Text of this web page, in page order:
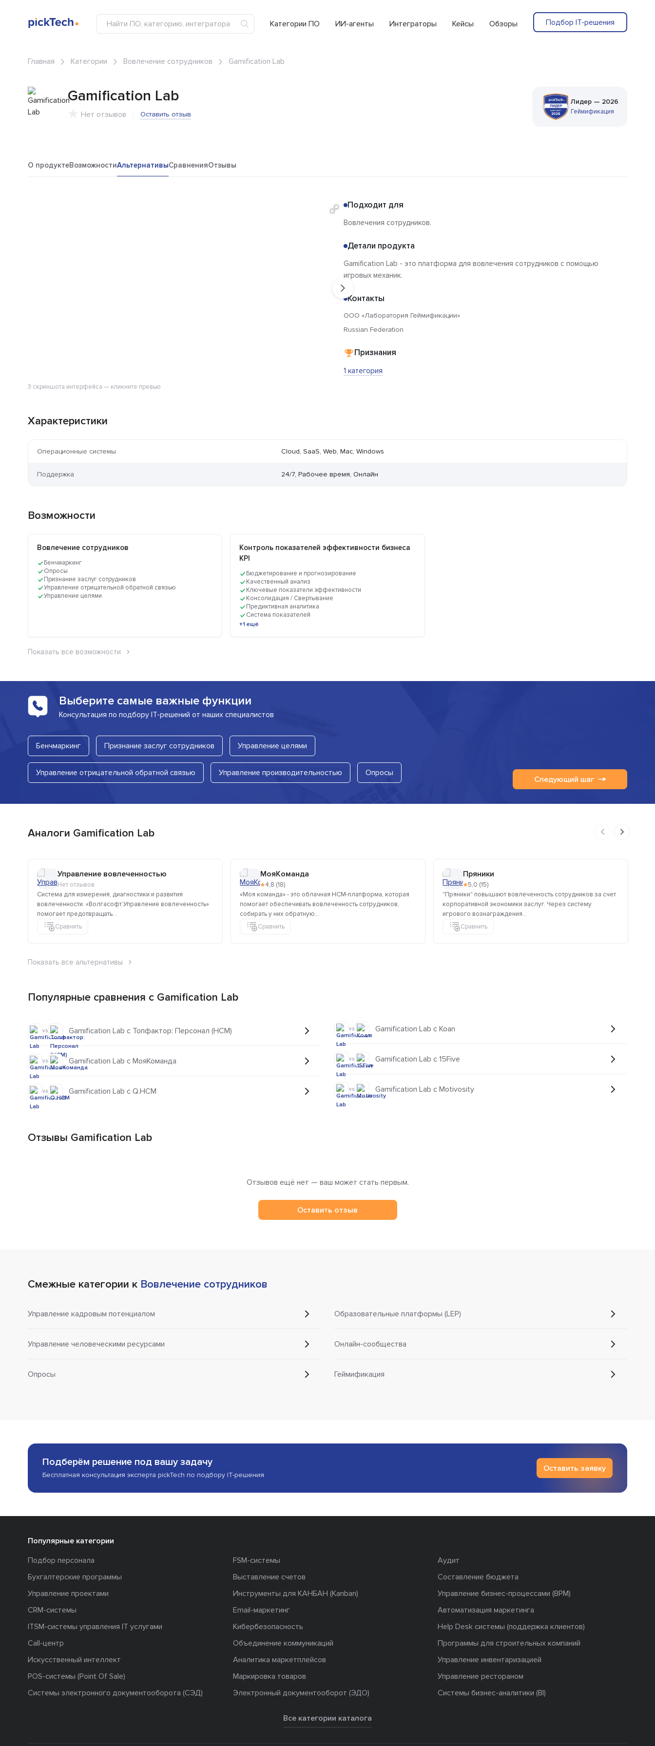
Категории ПО ИИ-агенты Интеграторы Кейсы Обзоры Подбор IT-решения
Главная Категории Вовлечение сотрудников Gamification Lab
Gamification Lab
Нет отзывов Оставить отзыв
Лидер — 2026
Геймификация
О продуктеВозможностиАльтернативыСравненияОтзывы
3 скриншота интерфейса — кликните превью
Подходит для
Вовлечения сотрудников.
Детали продукта
Gamification Lab - это платформа для вовлечения сотрудников с помощью
игровых механик.
Контакты
ООО «Лаборатория Геймификации»
Russian Federation
Признания
1 категория
Характеристики
Операционные системы Cloud, SaaS, Web, Mac, Windows
Поддержка 24/7, Рабочее время, Онлайн
Возможности
Вовлечение сотрудников
Бенчмаркинг
Опросы
Признание заслуг сотрудников
Управление отрицательной обратной связью
Управление целями
Контроль показателей эффективности бизнеса
KPI
Бюджетирование и прогнозирование
Качественный анализ
Ключевые показатели эффективности
Консолидация / Свертывание
Предиктивная аналитика
Система показателей
+1 ещё
Показать все возможности
Выберите самые важные функции
Консультация по подбору IT-решений от наших специалистов
Бенчмаркинг Признание заслуг сотрудников Управление целями
Управление отрицательной обратной связью Управление производительностью Опросы
Следующий шаг
Аналоги Gamification Lab
Управление вовлеченностью
Нет отзывов
Система для измерения, диагностики и развития
вовлеченности. «Волгасофт:Управление вовлеченность»
помогает предотвращать...
Сравнить
МояКоманда
★4,8 (18)
«Моя команда» - это облачная HCM-платформа, которая
помогает обеспечивать вовлеченность сотрудников,
собирать у них обратную...
Сравнить
Пряники
★5,0 (15)
"Пряники" повышают вовлеченность сотрудников за счет
корпоративной экономики заслуг. Через систему
игрового вознаграждения...
Сравнить
Показать все альтернативы
Популярные сравнения с Gamification Lab
vs Gamification Lab с Топфактор: Персонал (HCM)
vs Gamification Lab с МояКоманда
vs Gamification Lab с Q.HCM
vs Gamification Lab с Koan
vs Gamification Lab с 15Five
vs Gamification Lab с Motivosity
Отзывы Gamification Lab
Отзывов ещё нет — ваш может стать первым.
Оставить отзыв
Смежные категории к Вовлечение сотрудников
Управление кадровым потенциалом
Управление человеческими ресурсами
Опросы
Образовательные платформы (LEP)
Онлайн-сообщества
Геймификация
Подберём решение под вашу задачу
Бесплатная консультация эксперта pickTech по подбору IT-решения
Оставить заявку
Популярные категории
Подбор персонала
FSM-системы
Аудит
Бухгалтерские программы
Выставление счетов
Составление бюджета
Управление проектами
Инструменты для КАНБАН (Kanban)
Управление бизнес-процессами (BPM)
CRM-системы
Email-маркетинг
Автоматизация маркетинга
ITSM-системы управления IT услугами
Кибербезопасность
Help Desk системы (поддержка клиентов)
Call-центр
Объединение коммуникаций
Программы для строительных компаний
Искусственный интеллект
Аналитика маркетплейсов
Управление инвентаризацией
POS-системы (Point Of Sale)
Маркировка товаров
Управление рестораном
Системы электронного документооборота (СЭД)
Электронный документооборот (ЭДО) Системы бизнес-аналитики (BI)
Все категории каталога